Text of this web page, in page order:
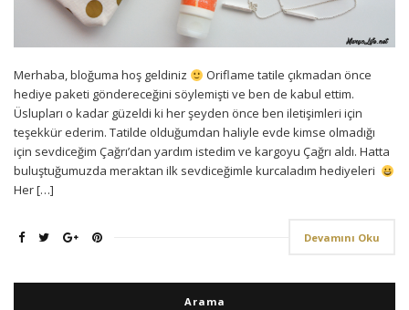
Merhaba, bloğuma hoş geldiniz
Oriflame tatile çıkmadan önce
hediye paketi göndereceğini söylemişti ve ben de kabul ettim.
Üslupları o kadar güzeldi ki her şeyden önce ben iletişimleri için
teşekkür ederim. Tatilde olduğumdan haliyle evde kimse olmadığı
için sevdiceğim Çağrı’dan yardım istedim ve kargoyu Çağrı aldı. Hatta
buluştuğumuzda meraktan ilk sevdiceğimle kurcaladım hediyeleri
Her […]
Devamını Oku
Arama